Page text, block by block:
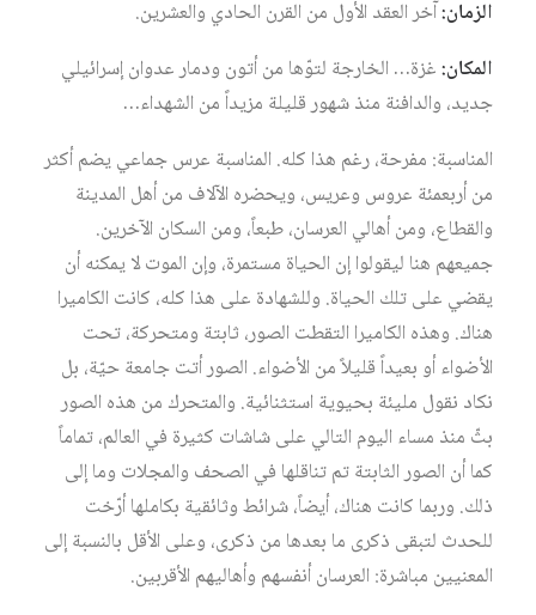
الزمان:آخر العقد الأول من القرن الحادي والعشرين.
المكان:غزة… الخارجة لتوّها من أتون ودمار عدوان إسرائيلي
جديد، والدافنة منذ شهور قليلة مزيداً من الشهداء…
المناسبة: مفرحة، رغم هذا كله. المناسبة عرس جماعي يضم أكثر
من أربعمئة عروس وعريس، ويحضره الآلاف من أهل المدينة
والقطاع، ومن أهالي العرسان، طبعاً، ومن السكان الآخرين.
جميعهم هنا ليقولوا إن الحياة مستمرة، وإن الموت لا يمكنه أن
يقضي على تلك الحياة. وللشهادة على هذا كله، كانت الكاميرا
هناك. وهذه الكاميرا التقطت الصور، ثابتة ومتحركة، تحت
الأضواء أو بعيداً قليلاً من الأضواء. الصور أتت جامعة حيّة، بل
نكاد نقول مليئة بحيوية استثنائية. والمتحرك من هذه الصور
بثّ منذ مساء اليوم التالي على شاشات كثيرة في العالم، تماماً
كما أن الصور الثابتة تم تناقلها في الصحف والمجلات وما إلى
ذلك. وربما كانت هناك، أيضاً، شرائط وثائقية بكاملها أرّخت
للحدث لتبقى ذكرى ما بعدها من ذكرى، وعلى الأقل بالنسبة إلى
المعنيين مباشرة: العرسان أنفسهم وأهاليهم الأقربين.